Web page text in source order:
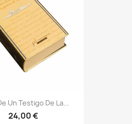
Un Testigo De La...
24,00 €